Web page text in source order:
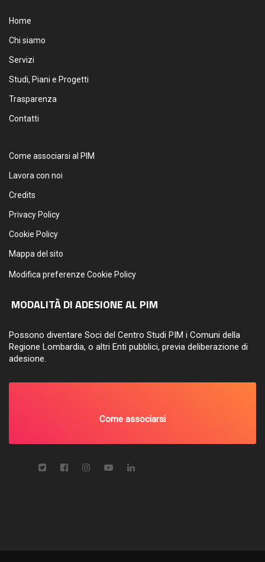
Home
Chi siamo
Servizi
Studi, Piani e Progetti
Trasparenza
Contatti
Come associarsi al PIM
Lavora con noi
Credits
Privacy Policy
Cookie Policy
Mappa del sito
Modifica preferenze Cookie Policy
MODALITÀ DI ADESIONE AL PIM
Possono diventare Soci del Centro Studi PIM i Comuni della
Regione Lombardia, o altri Enti pubblici, previa deliberazione di
adesione.
Come associarsi